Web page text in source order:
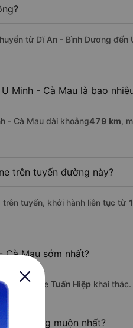
từ Dĩ An - Bình Dương đến
Minh - Cà Mau là bao
- Cà Mau dài khoảng479 km,
trên tuyến đường này?
trên tuyến, khởi hành liên tục từ
Mau sớm nhất?
, do nhà xe Tuấn Hiệp khai thác.
Dương muộn nhất?